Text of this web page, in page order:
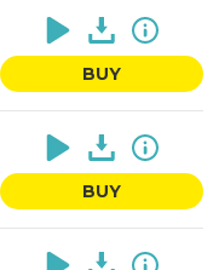
BUY
BUY